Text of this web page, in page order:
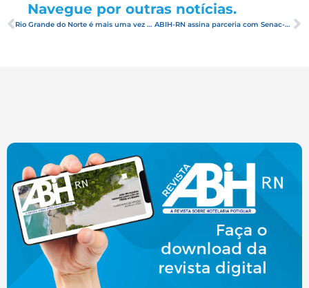
Navegue por outras notícias.
Rio Grande do Norte é mais uma vez destaque na Casa Brasil ABIH-RN assina parceria com Senac-RN